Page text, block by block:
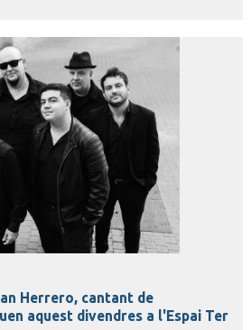
Herrero, cantant de
aquest divendres a l'Espai Ter